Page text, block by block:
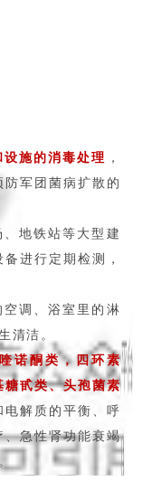
施的消毒处理 ，
军团菌病扩散的
地铁站等大型建
进行定期检测，
调、浴室里的淋
清洁。
诺酮类，四环素
糖甙类、头孢菌素
电解质的平衡、呼
、急性肾功能衰竭